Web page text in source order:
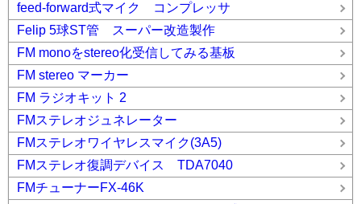
feed-forward式マイク コンプレッサ
Felip 5球ST管 スーパー改造製作
FM monoをstereo化受信してみる基板
FM stereo マーカー
FM ラジオキット 2
FMステレオジュネレーター
FMステレオワイヤレスマイク(3A5)
FMステレオ復調デバイス TDA7040
FMチューナーFX-46K